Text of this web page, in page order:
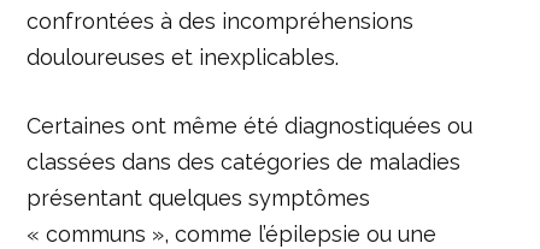
confrontées à des incompréhensions
douloureuses et inexplicables.
Certaines ont même été diagnostiquées ou
classées dans des catégories de maladies
présentant quelques symptômes
« communs », comme l’épilepsie ou une